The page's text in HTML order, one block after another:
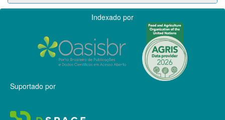
Indexado por
Suportado por